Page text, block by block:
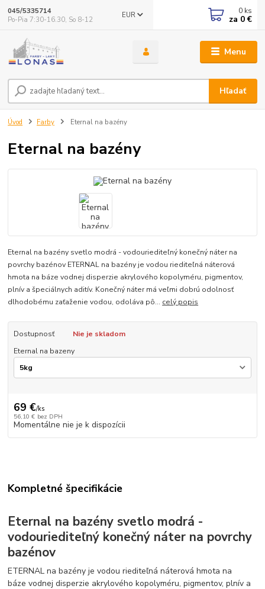
Menu
EUR
Hľadať
045/5335714
Po-Pia 7:30-16.30, So 8-12
0 ks
za 0 €
Úvod Farby Eternal na bazény
Eternal na bazény
Eternal na bazény svetlo modrá - vodouriediteľný konečný náter na
povrchy bazénov ETERNAL na bazény je vodou riediteľná náterová
hmota na báze vodnej disperzie akrylového kopolyméru, pigmentov,
plnív a špeciálnych aditív. Konečný náter má veľmi dobrú odolnosť
dlhodobému zaťaženie vodou, odoláva pô... celý popis
Dostupnosť
Nie je skladom
Eternal na bazeny
69 €/ks
56,10 € bez DPH
Momentálne nie je k dispozícii
Kompletné špecifikácie
Eternal na bazény svetlo modrá -
vodouriediteľný konečný náter na povrchy
bazénov
ETERNAL na bazény je vodou riediteľná náterová hmota na
báze vodnej disperzie akrylového kopolyméru, pigmentov, plnív a